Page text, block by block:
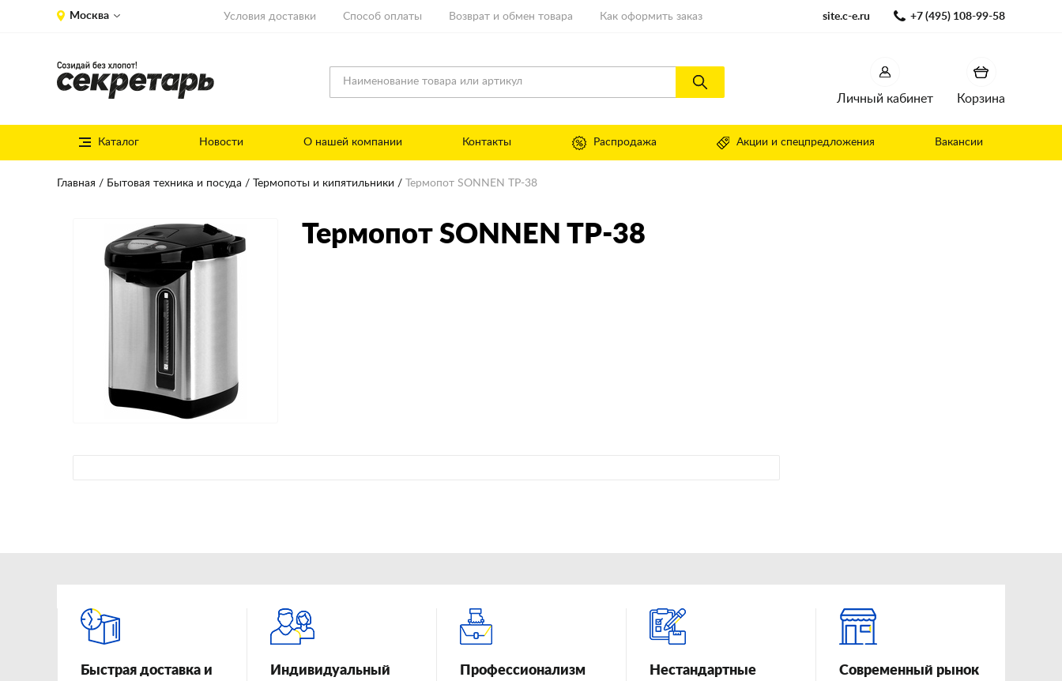
Москва Условия доставки Способ оплаты Возврат и обмен товара Как оформить заказ site.c-e.ru +7 (495) 108-99-58
Личный кабинет Корзина
Каталог Новости О нашей компании Контакты Распродажа Акции и спецпредложения Вакансии
Главная Бытовая техника и посуда Термопоты и кипятильники Термопот SONNEN TP-38
Термопот SONNEN TP-38
Быстрая доставка и
Индивидуальный
Профессионализм
Нестандартные
Современный рынок